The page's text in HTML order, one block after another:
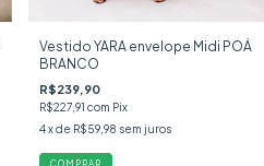
Vestido YARA envelope Midi POÁ
BRANCO
R$239,90
R$227,91 com Pix
4 x de R$59,98 sem juros
COMPRAR